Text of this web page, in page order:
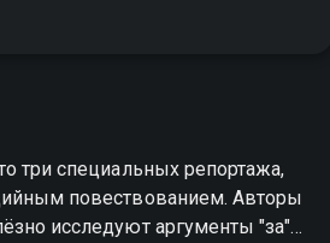
три специальных репортажа,
повествованием. Авторы
исследуют аргументы "за"